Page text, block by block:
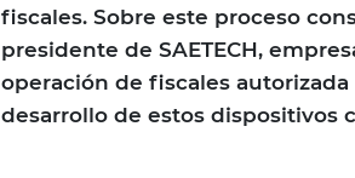
fiscales. Sobre este proceso
presidente de SAETECH,
operación de fiscales
desarrollo de estos dispositivos